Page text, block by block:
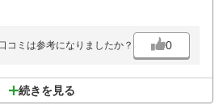
コミは参考になりましたか？ 0
続きを見る